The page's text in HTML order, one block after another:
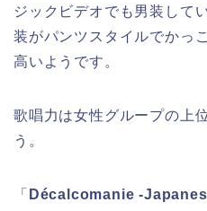
ジックビデオでも男装して
装がパンツスタイルでかっ
高いようです。
歌唱力は女性グループの上
う。
「 Décalcomanie -